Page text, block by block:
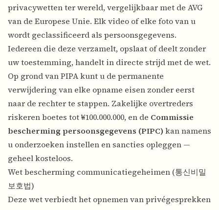
privacywetten ter wereld, vergelijkbaar met de AVG
van de Europese Unie. Elk video of elke foto van u
wordt geclassificeerd als persoonsgegevens.
Iedereen die deze verzamelt, opslaat of deelt zonder
uw toestemming, handelt in directe strijd met de wet.
Op grond van PIPA kunt u de permanente
verwijdering van elke opname eisen zonder eerst
naar de rechter te stappen. Zakelijke overtreders
riskeren boetes tot ₩100.000.000, en de Commissie
bescherming persoonsgegevens (PIPC) kan namens
u onderzoeken instellen en sancties opleggen —
geheel kosteloos.
Wet bescherming communicatiegeheimen (통신비밀
보호법)
Deze wet verbiedt het opnemen van privégesprekken